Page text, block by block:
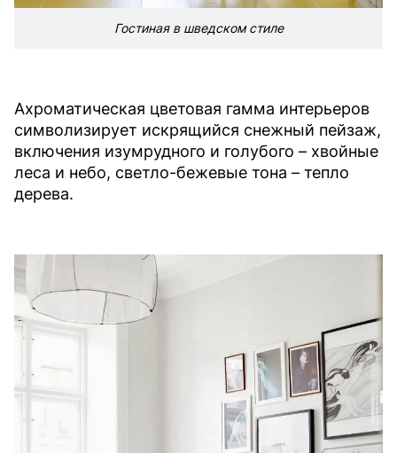
Гостиная в шведском стиле
Ахроматическая цветовая гамма интерьеров
символизирует искрящийся снежный пейзаж,
включения изумрудного и голубого – хвойные
леса и небо, светло-бежевые тона – тепло
дерева.